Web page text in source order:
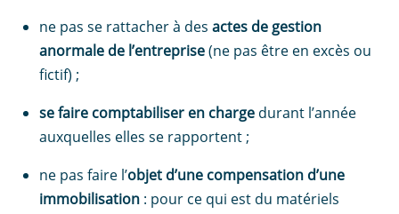
ne pas se rattacher à des actes de gestion
anormale de l’entreprise(ne pas être en excès ou
fictif) ;
se faire comptabiliser en charge durant l’année
auxquelles elles se rapportent ;
ne pas faire l’objet d’une compensation d’une
immobilisation : pour ce qui est du matériels